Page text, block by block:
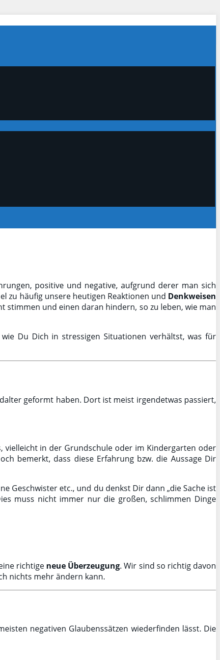
positive und negative, aufgrund derer man sich
zu häufig unsere heutigen Reaktionen und Denkweisen
stimmen und einen daran hindern, so zu leben, wie man
Du Dich in stressigen Situationen verhältst, was für
geformt haben. Dort ist meist irgendetwas passiert,
vielleicht in der Grundschule oder im Kindergarten oder
bemerkt, dass diese Erfahrung bzw. die Aussage Dir
Geschwister etc., und du denkst Dir dann „die Sache ist
muss nicht immer nur die großen, schlimmen Dinge
richtige neue Überzeugung. Wir sind so richtig davon
nichts mehr ändern kann.
negativen Glaubenssätzen wiederfinden lässt. Die